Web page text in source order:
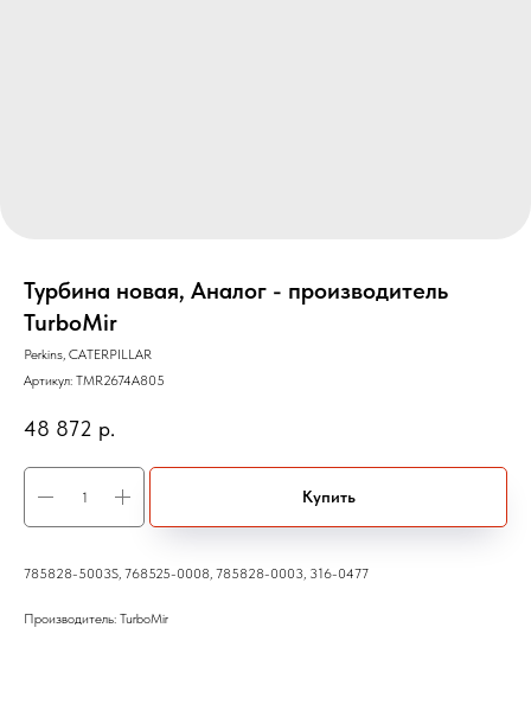
Турбина новая, Аналог - производитель
TurboMir
Perkins, CATERPILLAR
Артикул: TMR2674A805
48 872 р.
Купить
785828-5003S, 768525-0008, 785828-0003, 316-0477
Производитель: TurboMir